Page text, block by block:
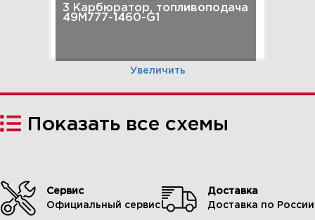
3 Карбюратор, топливоподача
49M777-1460-G1
Увеличить
Показать все схемы
Сервис
Официальный сервис
Доставка
Доставка по России